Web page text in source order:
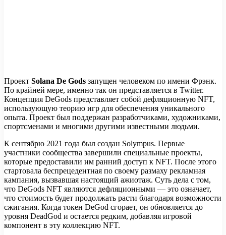
Проект Solana De Gods запущен человеком по имени Фрэнк.
По крайней мере, именно так он представляется в Twitter.
Концепция DeGods представляет собой дефляционную NFT,
использующую теорию игр для обеспечения уникального
опыта. Проект был поддержан разработчиками, художниками,
спортсменами и многими другими известными людьми.
К сентябрю 2021 года был создан Solympus. Первые
участники сообщества завершили специальные проекты,
которые предоставили им ранний доступ к NFT. После этого
стартовала беспрецедентная по своему размаху рекламная
кампания, вызвавшая настоящий ажиотаж. Суть дела с том,
что DeGods NFT являются дефляционными — это означает,
что стоимость будет продолжать расти благодаря возможности
сжигания. Когда токен DeGod сгорает, он обновляется до
уровня DeadGod и остается редким, добавляя игровой
компонент в эту коллекцию NFT.